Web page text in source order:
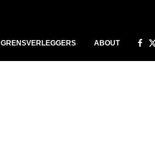
GRENSVERLEGGERS ABOUT